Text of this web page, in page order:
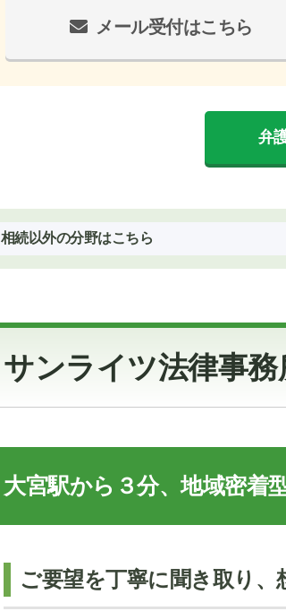
メール受付はこちら
弁
相続以外の分野はこちら
サンライツ法律事
大宮駅から３分、地域密着
ご要望を丁寧に聞き取り、